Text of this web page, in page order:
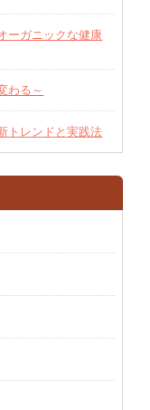
ーガニックな健康
わる～
トレンドと実践法